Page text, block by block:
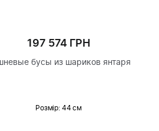
197 574 ГРН
бусы из шариков янтаря
Розмір: 44 см